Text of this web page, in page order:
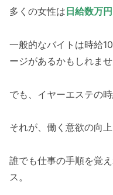
多くの女性は日給数万
一般的なバイトは時給
ージがあるかもしれませ
でも、イヤーエステの時
それが、働く意欲の向
誰でも仕事の手順を覚
ス。